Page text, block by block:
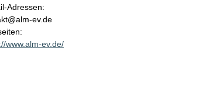
Adressen:
ev.de
www.alm-ev.de/